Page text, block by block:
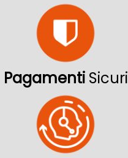
Pagamenti Sicuri